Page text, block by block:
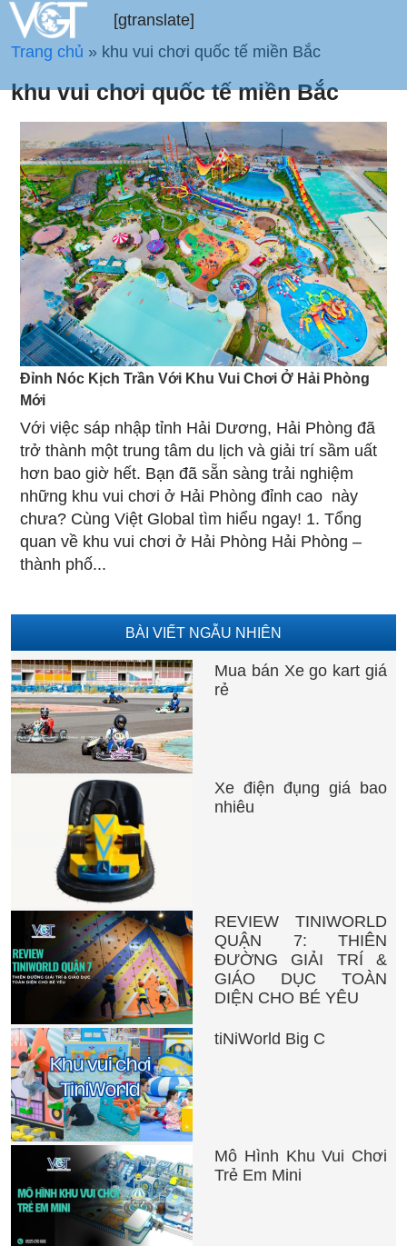
[gtranslate]
Trang chủ » khu vui chơi quốc tế miền Bắc
khu vui chơi quốc tế miền Bắc
Đỉnh Nóc Kịch Trần Với Khu Vui Chơi Ở Hải Phòng
Mới
Với việc sáp nhập tỉnh Hải Dương, Hải Phòng đã
trở thành một trung tâm du lịch và giải trí sầm uất
hơn bao giờ hết. Bạn đã sẵn sàng trải nghiệm
những khu vui chơi ở Hải Phòng đỉnh cao này
chưa? Cùng Việt Global tìm hiểu ngay! 1. Tổng
quan về khu vui chơi ở Hải Phòng Hải Phòng –
thành phố...
BÀI VIẾT NGẪU NHIÊN
Mua bán Xe go kart giá
rẻ
Xe điện đụng giá bao
nhiêu
REVIEW TINIWORLD
QUẬN 7: THIÊN
ĐƯỜNG GIẢI TRÍ &
GIÁO DỤC TOÀN
DIỆN CHO BÉ YÊU
tiNiWorld Big C
Mô Hình Khu Vui Chơi
Trẻ Em Mini